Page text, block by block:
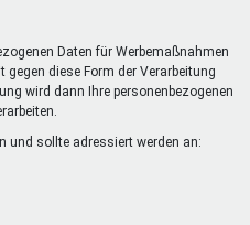
Daten für Werbemaßnahmen
gegen diese Form der Verarbeitung
wird dann Ihre personenbezogenen
und sollte adressiert werden an: